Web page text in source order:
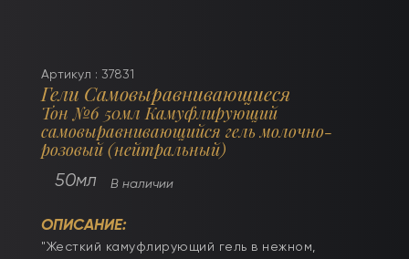
Артикул : 37831
Гели Самовыравнивающиеся
Тон №6 50мл Камуфлирующий
самовыравнивающийся гель молочно-
розовый (нейтральный)
50мл В наличии
ОПИСАНИЕ:
"Жесткий камуфлирующий гель в нежном,